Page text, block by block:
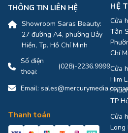
THÔNG TIN LIÊN HỆ
Showroom Saras Beauty:
27 đường A4, phường Bảy
Hiền, Tp. Hồ Chí Minh
Số điện
thoại:
(028)-2236.9999
Email:
Thanh toán
HỆ
Cửa
Tân
Chí
Cửa
Him
TP
Cửa
Long